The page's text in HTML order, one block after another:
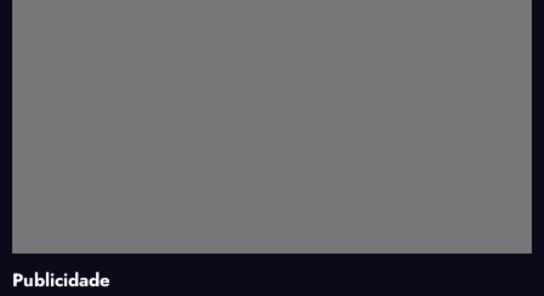
Publicidade